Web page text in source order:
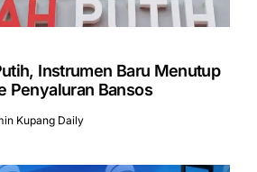
Instrumen Baru Menutup
Penyaluran Bansos
Kupang Daily